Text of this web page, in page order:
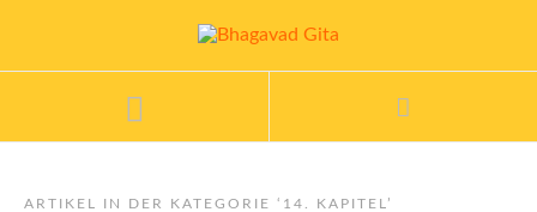
ARTIKEL IN DER KATEGORIE ‘ 14. KAPITEL ’